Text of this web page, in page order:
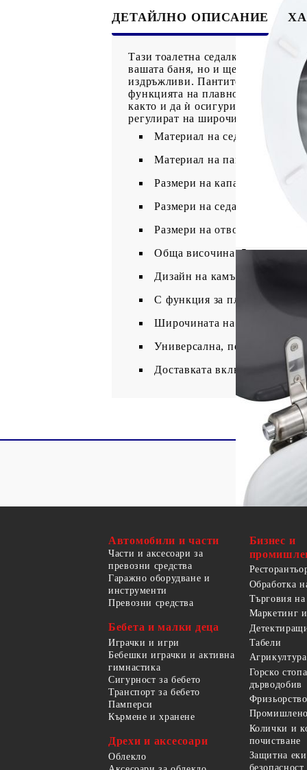
ДЕТАЙЛНО ОПИСАНИЕ
Тази тоалетна седалка ще бъде
вашата баня, но и ще бъде
издръжливи. Пантите са
функцията на плавно затваряне,
както и да ѝ осигури дълъг
регулират на широчина от 12 до
Материал на седалката и
Материал на пантите:
Размери на капака: 42,5 x
Размери на седалката: 43,7
Размери на отвора: 28 x 24
Обща височина: 5 см
Дизайн на камъни
С функция за плавно
Широчината на пантите
Универсална, подходяща за
Доставката включва 2
Автомобили и части
Части и аксесоари за
превозни средства
Гаражно оборудване и
инструменти
Превозни средства
Бебета и малки деца
Играчки и игри
Бебешки играчки и активна
гимнастика
Сигурност за бебето
Транспорт за бебето
Памперси
Кърмене и хранене
Дрехи и аксесоари
Облекло
Бизнес и
Обработка
Търговия
Маркетинг
Табели
Агрикултура
Горско
дърводобив
Колички и
почистване
Защитна